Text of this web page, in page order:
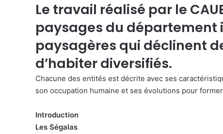
Le travail réalisé par le
paysages du département
paysagères qui déclinent
d’habiter diversifiés.
Chacune des entités est décrite avec ses
son occupation humaine et ses évolutions pour former
Introduction
Les Ségalas